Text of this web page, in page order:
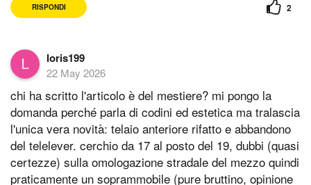
RISPONDI 2
loris199
22 May 2026
chi ha scritto l'articolo è del mestiere? mi pongo la
domanda perché parla di codini ed estetica ma tralascia
l'unica vera novità: telaio anteriore rifatto e abbandono
del telelever. cerchio da 17 al posto del 19, dubbi (quasi
certezze) sulla omologazione stradale del mezzo quindi
praticamente un soprammobile (pure bruttino, opinione